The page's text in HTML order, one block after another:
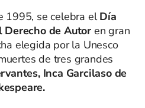
1995, se celebra elDía
Derecho de Autor en gran
elegida por la Unesco
de tres grandes
Inca Garcilaso de